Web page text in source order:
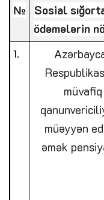
№
Sosial
ödəmələrin
müvafiq
müəyyən
əmək